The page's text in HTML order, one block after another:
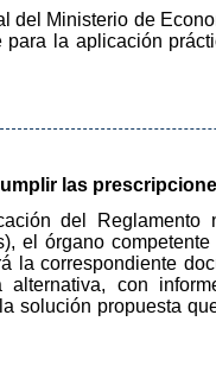
del Ministerio de
la aplicación
las
del Reglamento
el órgano
la correspondiente
con
solución propuesta